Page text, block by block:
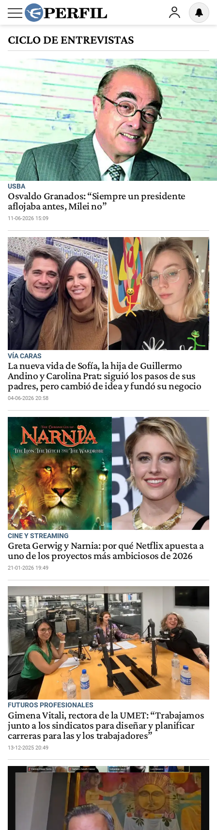
CICLO DE ENTREVISTAS
USBA
Osvaldo Granados: “Siempre un presidente
aflojaba antes, Milei no”
11-06-2026 15:09
VÍA CARAS
La nueva vida de Sofía, la hija de Guillermo
Andino y Carolina Prat: siguió los pasos de sus
padres, pero cambió de idea y fundó su negocio
04-06-2026 20:58
CINE Y STREAMING
Greta Gerwig y Narnia: por qué Netflix apuesta a
uno de los proyectos más ambiciosos de 2026
21-01-2026 19:49
FUTUROS PROFESIONALES
Gimena Vitali, rectora de la UMET: “Trabajamos
junto a los sindicatos para diseñar y planificar
carreras para las y los trabajadores”
13-12-2025 20:49